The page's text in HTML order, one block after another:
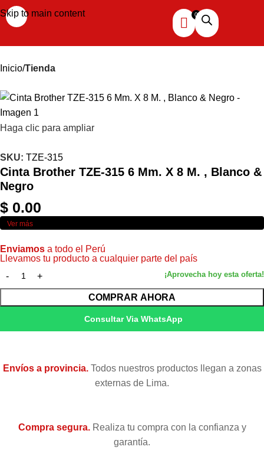
Skip to main content
Inicio Tienda
Haga clic para ampliar
SKU: TZE-315
Cinta Brother TZE-315 6 Mm. X 8 M. , Blanco &
Negro
$ 0.00
Ver más
Enviamos a todo el Perú
Llevamos tu producto a cualquier parte del país
COMPRAR AHORA
Consultar Via WhatsApp
Envíos a provincia.Todos nuestros productos llegan a zonas
externas de Lima.
Compra segura.Realiza tu compra con la confianza y
garantía.